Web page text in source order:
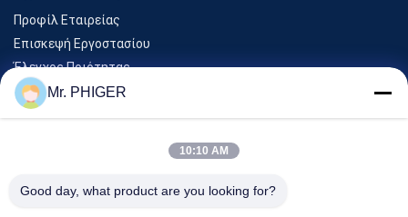
Προφίλ Εταιρείας
Επισκεψή Εργοστασίου
Έλεγχος Ποιότητας
Sitemap
Εκδηλώσεις
Mr. PHIGER
10:10 AM
Good day, what product are you looking for?